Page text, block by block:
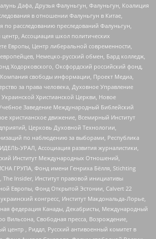
Дафа, Друзья Фалуньгун, Фалуньгун, Коалиция
в отношении Фалуньгун в Китае,
по расследованию преследований Фалуньгун,
Ассоциация школ политических
Европы, Центр либеральной современности,
Немецко-русский обмен, Бард колледж,
Ходорковского, Оксфордский российский фонд,
свободы информации, Проект Медиа,
за права человека, Духовное Управление
Украинской Христианской Церкви, Новое
Заведение Международный Библейский
христианское движение, Всемирный Институт
Церковь Духовной Технологии,
по наблюдению за выборами, Республика
УРАЛ, Ассоциация развития журналистики,
Институт Международных Отношений,
ГРУПА, Фонд имени Генриха Бёлля, Stichting
The Insider, Институт правовой инициативы
Европы, Фонд Открытой Эстонии, Calvert 22
конгресс, Институт Макдональда-Лорье,
федерация Канады, Декабристы, Международный
Вильсона, Свободная пресса, Возрождение,
центр , Риддл, Русский антивоенный комитет в